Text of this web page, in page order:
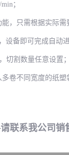
min；
，只需根据实际
设备即可完成自动
切割数量任意设置；
卷不同宽度的纸塑
联系我公司销